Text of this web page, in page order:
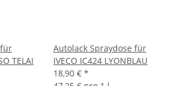
TELAI
Autolack Spraydose für
IVECO IC424 LYONBLAU
18,90 € *